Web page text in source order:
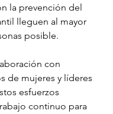
la prevención del
lleguen al mayor
posible.
con
de mujeres y líderes
esfuerzos
continuo para